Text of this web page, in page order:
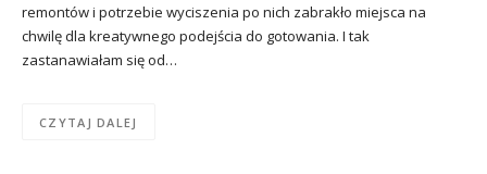
remontów i potrzebie wyciszenia po nich zabrakło miejsca na
chwilę dla kreatywnego podejścia do gotowania. I tak
zastanawiałam się od…
CZYTAJ DALEJ